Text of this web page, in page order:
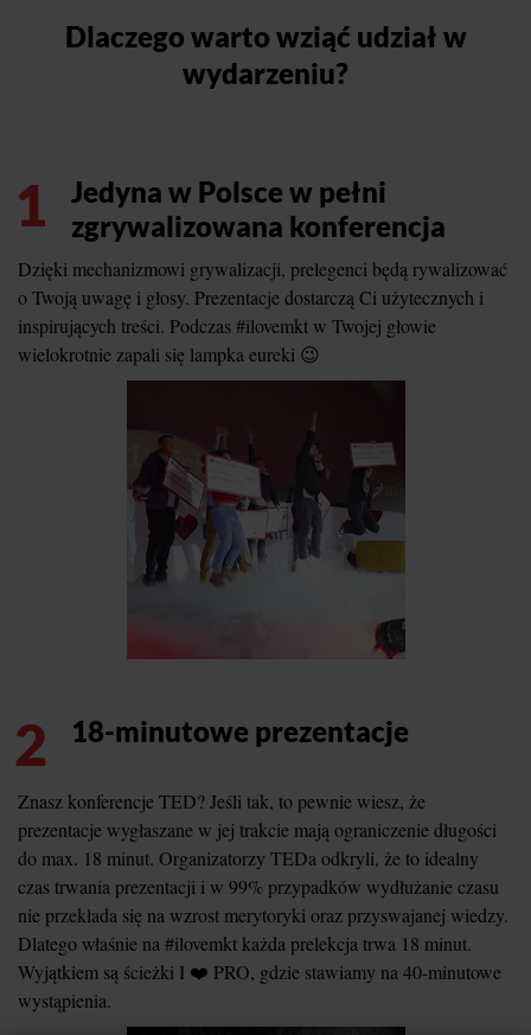
Dlaczego warto wziąć udział w
wydarzeniu?
1
Jedyna w Polsce w pełni
zgrywalizowana konferencja
Dzięki mechanizmowi grywalizacji, prelegenci będą rywalizować
o Twoją uwagę i głosy. Prezentacje dostarczą Ci użytecznych i
inspirujących treści. Podczas #ilovemkt w Twojej głowie
wielokrotnie zapali się lampka eureki 😉
2 18-minutowe prezentacje
Znasz konferencje TED? Jeśli tak, to pewnie wiesz, że
prezentacje wygłaszane w jej trakcie mają ograniczenie długości
do max. 18 minut. Organizatorzy TEDa odkryli, że to idealny
czas trwania prezentacji i w 99% przypadków wydłużanie czasu
nie przekłada się na wzrost merytoryki oraz przyswajanej wiedzy.
Dlatego właśnie na #ilovemkt każda prelekcja trwa 18 minut.
Wyjątkiem są ścieżki I ❤️ PRO, gdzie stawiamy na 40-minutowe
wystąpienia.